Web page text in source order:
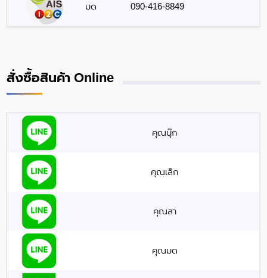
มด 090-416-8849
สั่งซื้อสินค้า Online
คุณนุ๊ก
คุณเล็ก
คุณสา
คุณมด